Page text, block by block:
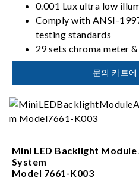
0.001 Lux ultra low
Comply with ANSI-
testing standards
29 sets chroma meter
measuring at the same
Integrated with Video
문의 카트
Mini LED Backlight
System
Model 7661-K003